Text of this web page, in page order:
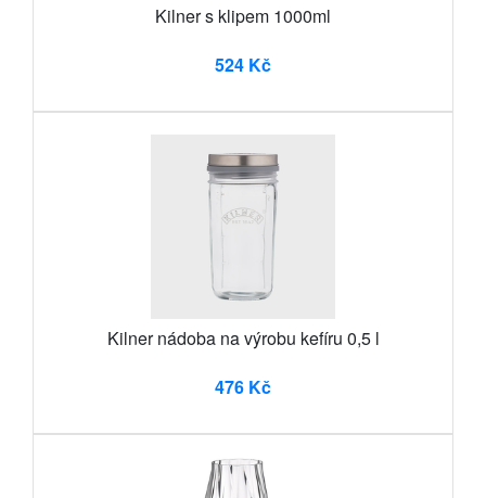
Kilner s klipem 1000ml
524 Kč
Kilner nádoba na výrobu kefíru 0,5 l
476 Kč